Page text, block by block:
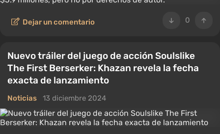
0
Dejar un comentario
Nuevo tráiler del juego de acción Soulslike
The First Berserker: Khazan revela la fecha
exacta de lanzamiento
Noticias 13 diciembre 2024